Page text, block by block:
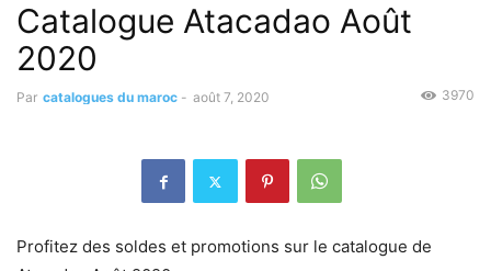
Catalogue Atacadao Août
2020
Par catalogues du maroc - août 7, 2020 3970
Profitez des soldes et promotions sur le catalogue de